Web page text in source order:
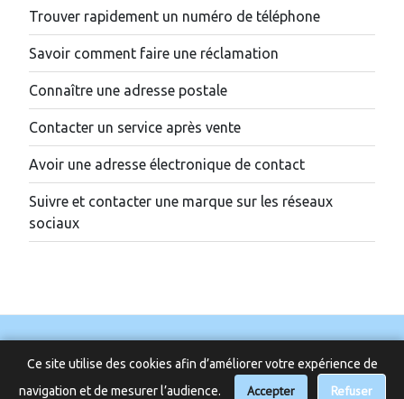
Trouver rapidement un numéro de téléphone
Savoir comment faire une réclamation
Connaître une adresse postale
Contacter un service après vente
Avoir une adresse électronique de contact
Suivre et contacter une marque sur les réseaux
sociaux
Ce site utilise des cookies afin d’améliorer votre expérience de
navigation et de mesurer l’audience.
Accepter Refuser
📞 Besoin d’aide ?